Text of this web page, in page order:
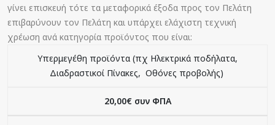
γίνει επισκευή τότε τα μεταφορικά έξοδα προς τον Πελάτη
επιβαρύνουν τον Πελάτη και υπάρχει ελάχιστη τεχνική
χρέωση ανά κατηγορία προϊόντος που είναι:
Υπερμεγέθη προϊόντα (πχ Ηλεκτρικά ποδήλατα,
Διαδραστικοί Πίνακες, Οθόνες προβολής)
20,00€ συν ΦΠΑ